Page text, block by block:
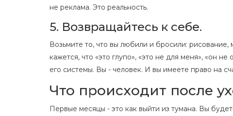
не реклама. Это реальность.
5. Возвращайтесь к себе.
Возьмите то, что вы любили и бросили: рисование,
кажется, что «это глупо», «это не для меня», «он
его системы. Вы - человек. И вы имеете право на
Что происходит после
Первые месяцы - это как выйти из тумана. Вы